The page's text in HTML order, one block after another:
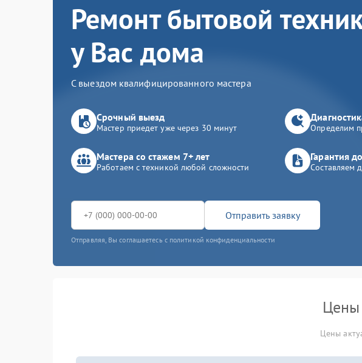
Ремонт бытовой
у Вас дома
С выездом квалифицированного мастера
Срочный выезд
Мастер приедет уже через 30 минут Определим
Мастера со стажем 7+ лет
Работаем с техникой любой сложности
Гарантия
Составляем
Отправить заявку
Отправляя, Вы соглашаетесь с политикой конфиденциальности
Цены
Цены